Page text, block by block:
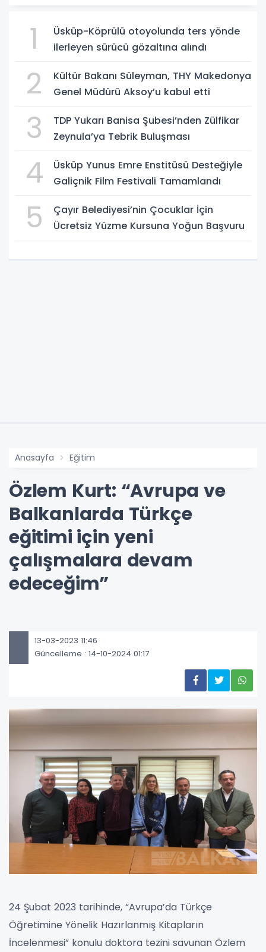
1
Üsküp-Köprülü otoyolunda ters yönde
ilerleyen sürücü gözaltına alındı
2
Kültür Bakanı Süleyman, THY Makedonya
Genel Müdürü Aksoy’u kabul etti
3
TDP Yukarı Banisa Şubesi’nden Zülfikar
Zeynula’ya Tebrik Buluşması
4
Üsküp Yunus Emre Enstitüsü Desteğiyle
Galiçnik Film Festivali Tamamlandı
5
Çayır Belediyesi’nin Çocuklar İçin
Ücretsiz Yüzme Kursuna Yoğun Başvuru
Anasayfa Eğitim
Özlem Kurt: “Avrupa ve
Balkanlarda Türkçe
eğitimi için yeni
çalışmalara devam
edeceğim”
13-03-2023 11:46
Güncelleme : 14-10-2024 01:17
24 Şubat 2023 tarihinde, “Avrupa’da Türkçe
Öğretimine Yönelik Hazırlanmış Kitapların
İncelenmesi” konulu doktora tezini savunan Özlem